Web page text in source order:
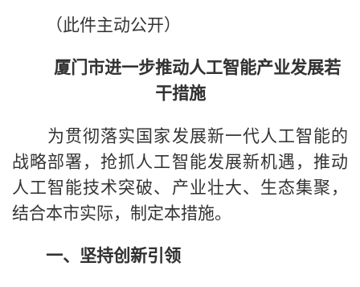
（此件主动公开）
厦门市进一步推动人工智能产业发展若
干措施
为贯彻落实国家发展新一代人工智能的
战略部署，抢抓人工智能发展新机遇，推动
人工智能技术突破、产业壮大、生态集聚，
结合本市实际，制定本措施。
一、坚持创新引领